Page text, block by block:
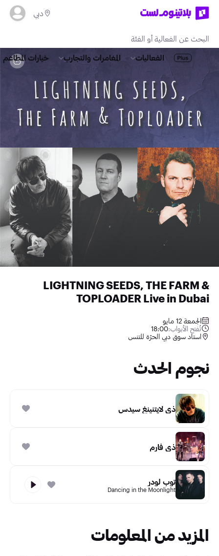
دبي
الفعاليات المغامرات والتجارب خيارات المطاعم
LIGHTNING SEEDS, THE FARM &
TOPLOADER Live in Dubai
الجمعة 12 مايو
تُفتح الأبواب:18:00
استاد سوق دبي الحرّة للتنس
نجوم الحدث
ذي لايتنينغ سيدس
ذي فارم
توب لودر
Dancing in the Moonlight
المزيد من المعلومات